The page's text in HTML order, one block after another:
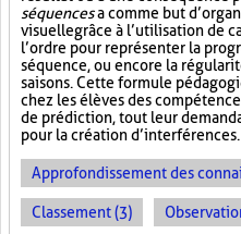
séquencesa comme but
visuellegrâce à l’utilisation de
l’ordre pour représenter la
séquence, ou encore la
saisons. Cette formule
chez les élèves des
de prédiction, tout leur
pour la création d’interférences.
Approfondissement des
Classement (3)